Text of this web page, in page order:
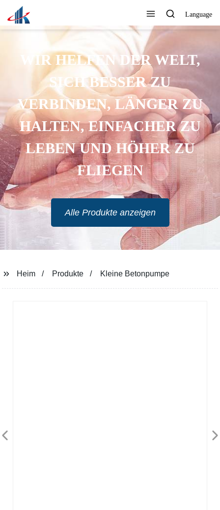
Language
EXPORT IN VIELE LÄNDER
Alle Produkte anzeigen
Heim Produkte Kleine Betonpumpe